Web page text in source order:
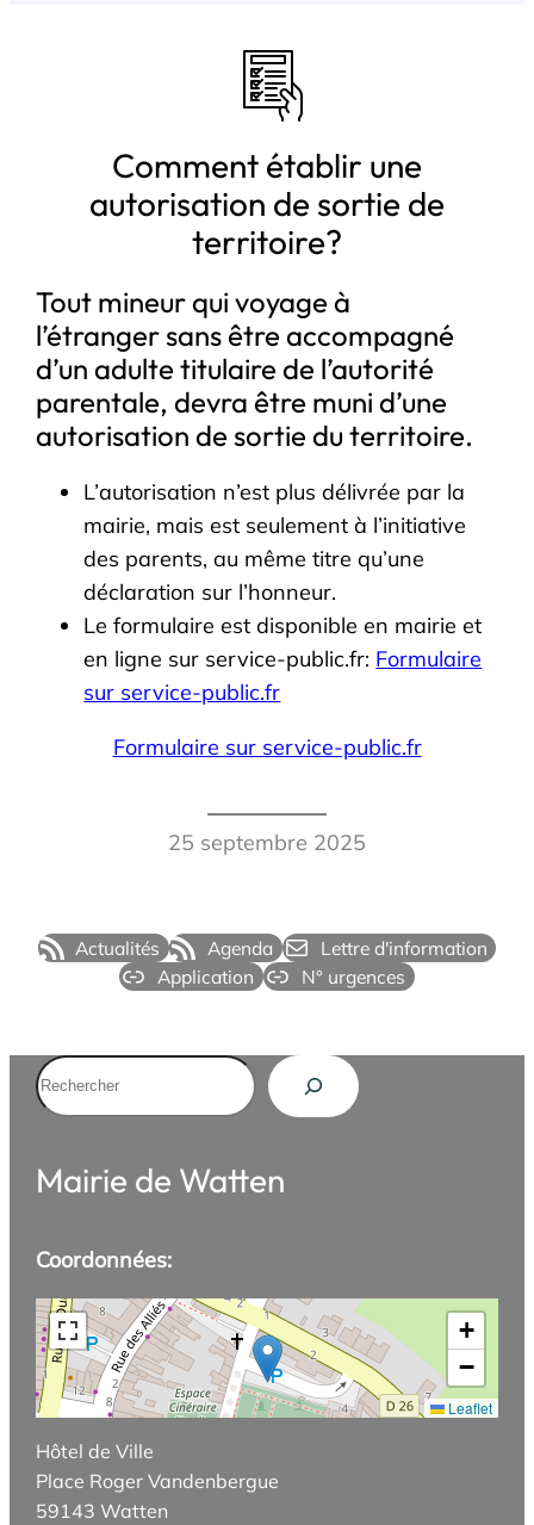
Comment établir une
autorisation de sortie de
territoire?
Tout mineur qui voyage à
l’étranger sans être accompagné
d’un adulte titulaire de l’autorité
parentale, devra être muni d’une
autorisation de sortie du territoire.
L’autorisation n’est plus délivrée par la
mairie, mais est seulement à l’initiative
des parents, au même titre qu’une
déclaration sur l’honneur.
Le formulaire est disponible en mairie et
en ligne sur service-public.fr: Formulaire
sur service-public.fr
Formulaire sur service-public.fr
25 septembre 2025
Actualités Agenda
Lettre d'information
Application
N° urgences
Rechercher
Mairie de Watten
Coordonnées:
+
−
Leaflet
Hôtel de Ville
Place Roger Vandenbergue
59143 Watten